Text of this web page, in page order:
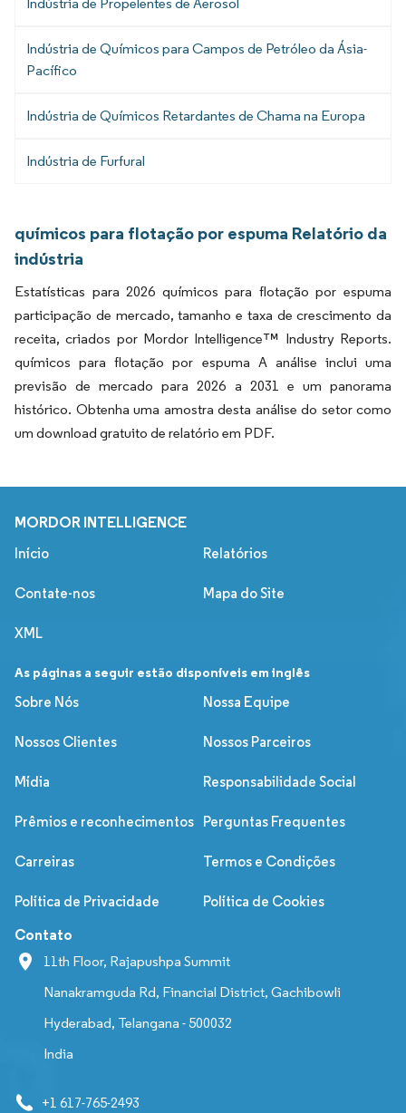
Indústria de Químicos para Campos de Petróleo da Ásia-
Pacífico
Indústria de Químicos Retardantes de Chama na Europa
Indústria de Furfural
químicos para flotação por espuma Relatório da
indústria
Estatísticas para 2026 químicos para flotação por espuma
participação de mercado, tamanho e taxa de crescimento da
receita, criados por Mordor Intelligence™ Industry Reports.
químicos para flotação por espuma A análise inclui uma
previsão de mercado para 2026 a 2031 e um panorama
histórico. Obtenha uma amostra desta análise do setor como
um download gratuito de relatório em PDF.
MORDOR INTELLIGENCE
Início Relatórios
Contate-nos Mapa do Site
XML
As páginas a seguir estão disponíveis em inglês
Sobre Nós
Nossa Equipe
Nossos Clientes Nossos Parceiros
Mídia Responsabilidade Social
Prêmios e reconhecimentos Perguntas Frequentes
Carreiras Termos e Condições
Política de Privacidade Política de Cookies
Contato
11th Floor, Rajapushpa Summit
Nanakramguda Rd, Financial District, Gachibowli
Hyderabad, Telangana - 500032
India
+1 617-765-2493